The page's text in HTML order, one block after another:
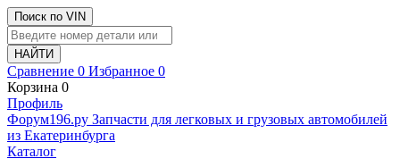
Поиск по VIN
Сравнение 0 Избранное 0
Корзина 0
Профиль
Фoрум196.ру Запчасти для легковых и грузовых автомобилей
из Екатеринбурга
Каталог